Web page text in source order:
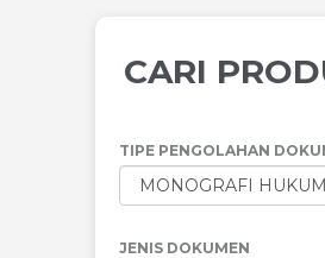
CARI
TIPE PENGOLAHAN
JENIS DOKUMEN